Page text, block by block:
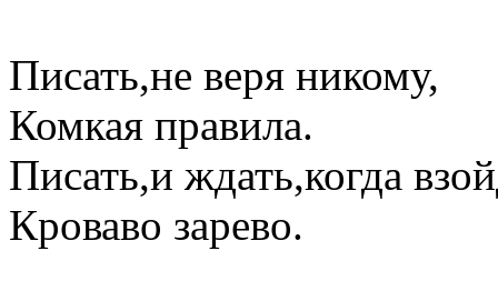
Писать,не веря никому,
Комкая правила.
Писать,и ждать,когда
Кроваво зарево.